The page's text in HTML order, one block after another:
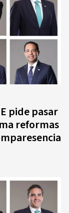
pide pasar
reformas